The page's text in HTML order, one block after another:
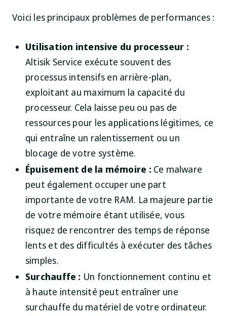
Voici les principaux problèmes de performances :
Utilisation intensive du processeur :
Altisik Service exécute souvent des
processus intensifs en arrière-plan,
exploitant au maximum la capacité du
processeur. Cela laisse peu ou pas de
ressources pour les applications légitimes, ce
qui entraîne un ralentissement ou un
blocage de votre système.
Épuisement de la mémoire : Ce malware
peut également occuper une part
importante de votre RAM. La majeure partie
de votre mémoire étant utilisée, vous
risquez de rencontrer des temps de réponse
lents et des difficultés à exécuter des tâches
simples.
Surchauffe : Un fonctionnement continu et
à haute intensité peut entraîner une
surchauffe du matériel de votre ordinateur.